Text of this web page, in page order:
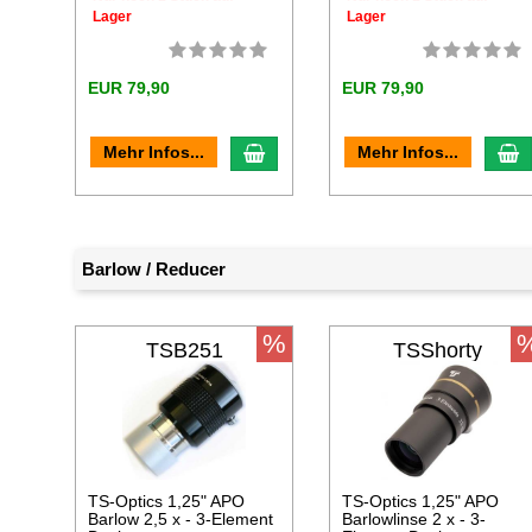
Lager
EUR 79,90
Mehr Infos... In den Warenkorb
Lager
EUR 79,90
Mehr Infos...
Barlow / Reducer
TSB251
TS-Optics 1,25" APO
Barlow 2,5 x - 3-Element
% TSShorty
TS-Optics 1,25" APO
Barlowlinse 2 x - 3-